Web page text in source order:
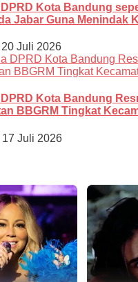
DPRD Kota Bandung
Jabar Guna Menindak
Juli 2026
Kota Bandung
BBGRM Tingkat
17 Juli 2026